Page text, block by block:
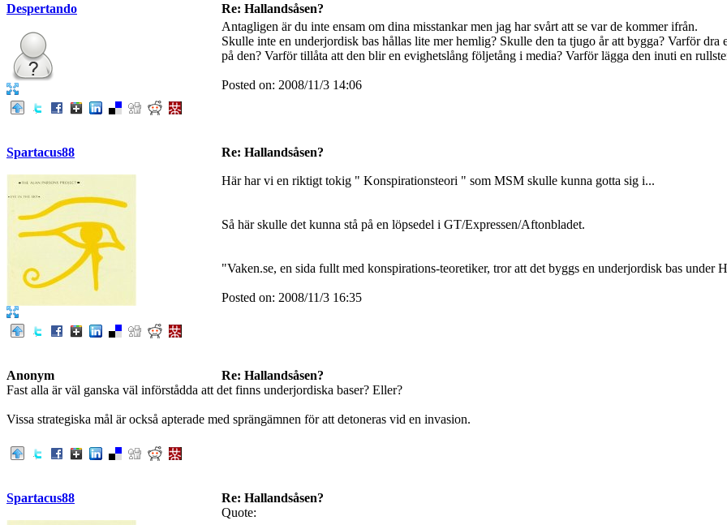
Despertando
Re: Hallandsåsen?
Antagligen är du inte ensam om dina misstankar men jag har svårt att se var de kommer ifrån.
Skulle inte en underjordisk bas hållas lite mer hemlig? Skulle den ta tjugo år att bygga? Varför
på den? Varför tillåta att den blir en evighetslång följetång i media? Varför lägga den inuti en
Posted on: 2008/11/3 14:06
Spartacus88 Re: Hallandsåsen?
Här har vi en riktigt tokig " Konspirationsteori " som MSM skulle kunna gotta sig i...
Så här skulle det kunna stå på en löpsedel i GT/Expressen/Aftonbladet.
"Vaken.se, en sida fullt med konspirations-teoretiker, tror att det byggs en underjordisk bas under
Posted on: 2008/11/3 16:35
Anonym
Re: Hallandsåsen?
Fast alla är väl ganska väl införstådda att det finns underjordiska baser? Eller?
Vissa strategiska mål är också apterade med sprängämnen för att detoneras vid en invasion.
Spartacus88
Re: Hallandsåsen?
Quote: